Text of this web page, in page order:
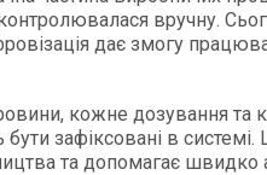
вручну.
дає змогу
кожне дозування та
зафіксовані в
та допомагає швидко